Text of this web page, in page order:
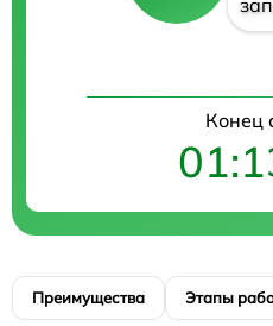
Конец
Преимущества Этапы